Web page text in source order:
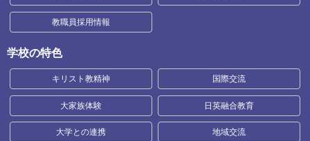
教職員採用情報
学校の特色
キリスト教精神 国際交流
大家族体験 日英融合教育
大学との連携 地域交流